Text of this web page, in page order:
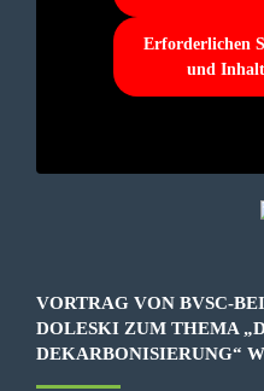
Erforderlichen
und
VORTRAG VON BVSC-
DOLESKI ZUM THEMA
DEKARBONISIERUNG“